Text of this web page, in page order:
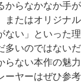
からなかなか手が
またはオリジナル
ない」といった理
多いのではないだ
らない本作の魅力
ーヤーはぜひ参考